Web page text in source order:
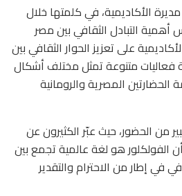
مديرة الأكاديمية، في كلمتها خلال
التبادل الثقافي بين مصر
على تعزيز الحوار الثقافي بين
متنوعة تمثل مختلف أشكال
المصرية والرومانية
من الحضور، حيث عبّر الكثيرون عن
الفولكلور هو لغة عالمية تجمع بين
في إطار من الاحترام والتقدير